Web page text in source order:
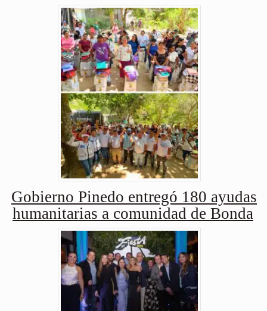
Gobierno Pinedo entregó 180 ayudas
humanitarias a comunidad de Bonda